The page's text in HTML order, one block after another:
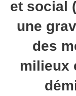
et social
une
des
milieux